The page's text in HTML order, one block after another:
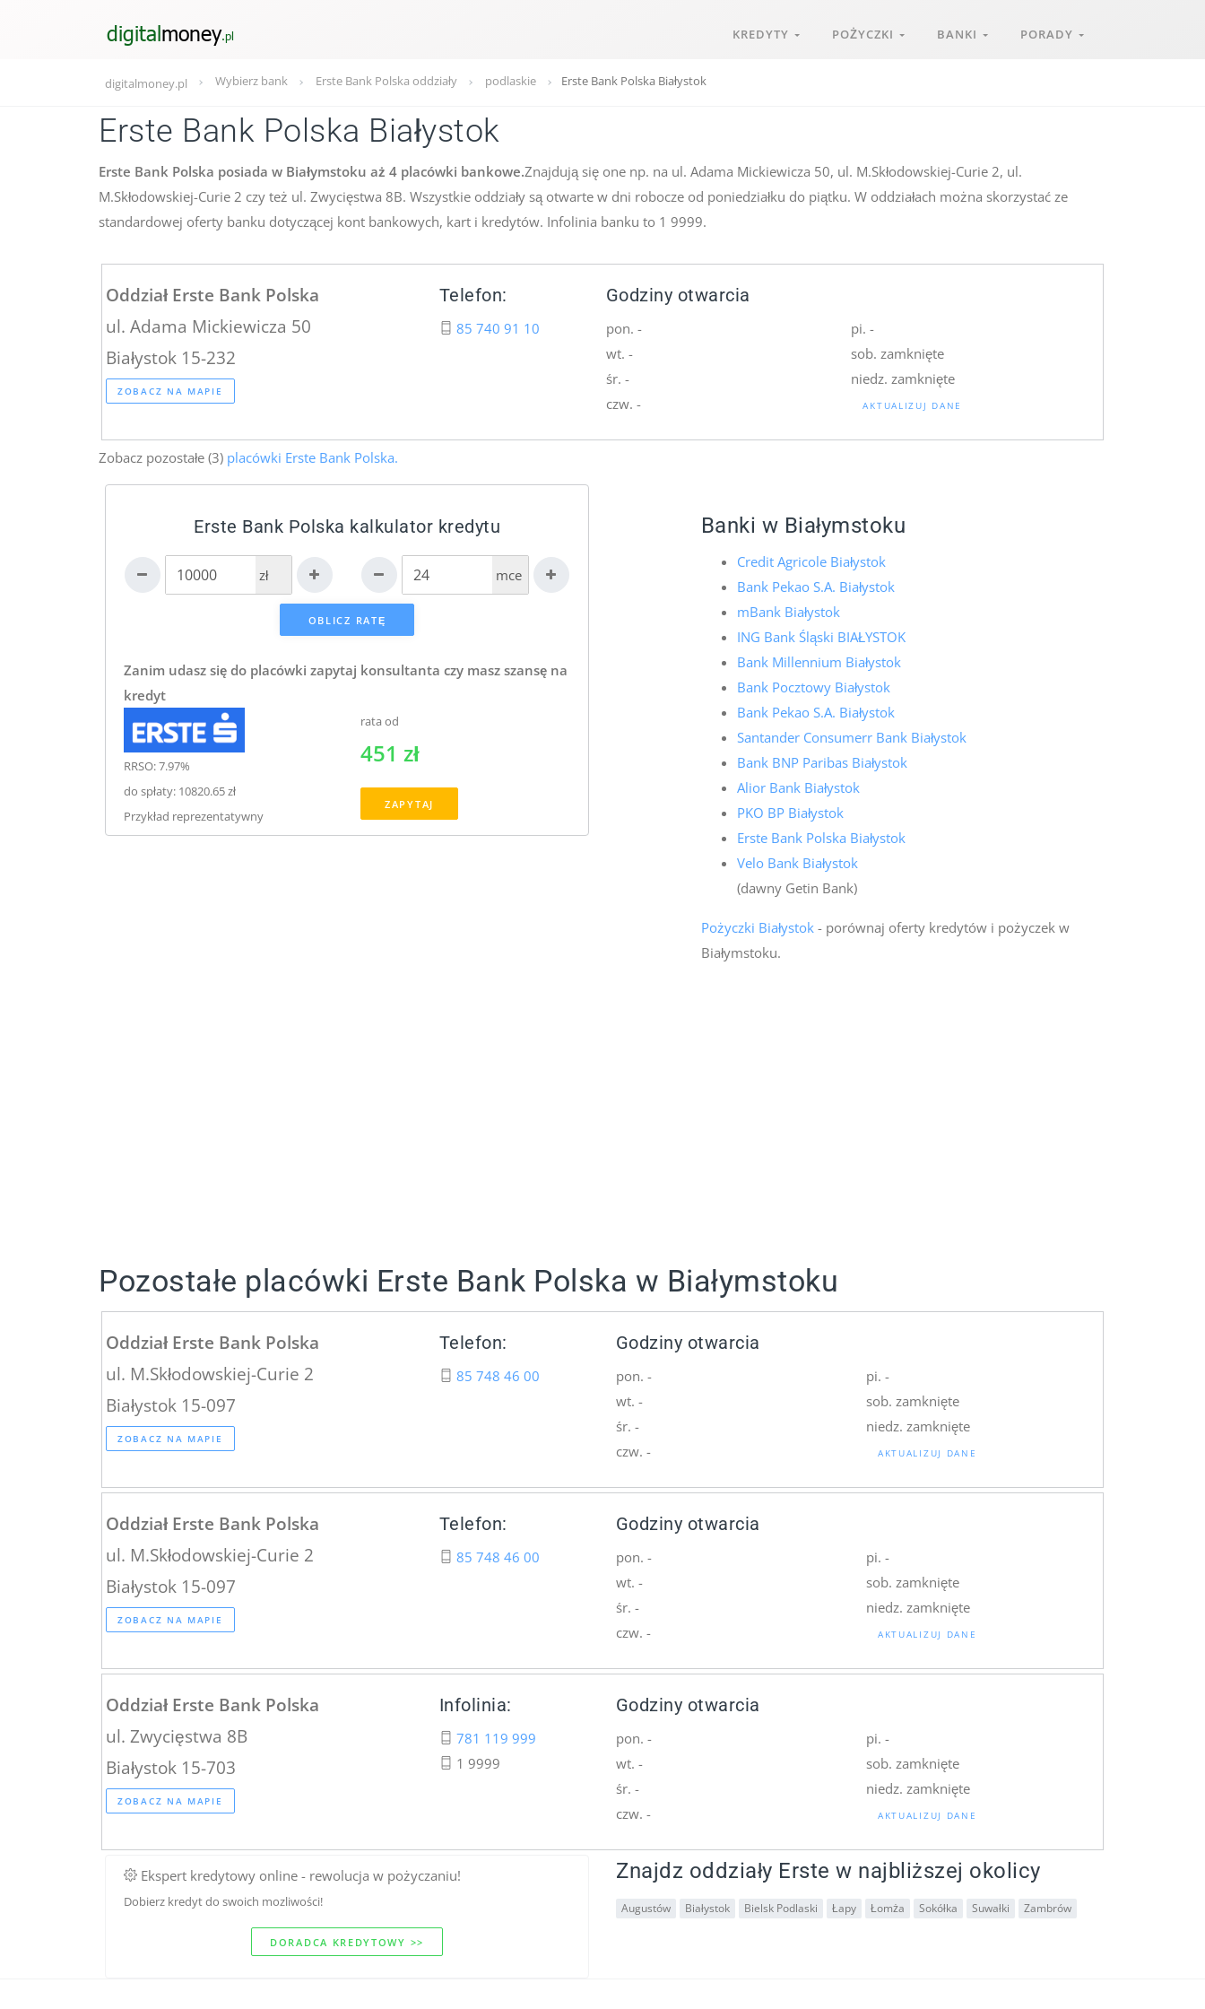
KREDYTY POŻYCZKI BANKI PORADY
digitalmoney.pl Wybierz bank Erste Bank Polska oddziały podlaskie Erste Bank Polska Białystok
Erste Bank Polska Białystok
Erste Bank Polska posiada w Białymstoku aż 4 placówki bankowe.Znajdują się one np. na ul. Adama Mickiewicza 50, ul. M.Skłodowskiej-Curie 2, ul.
M.Skłodowskiej-Curie 2 czy też ul. Zwycięstwa 8B. Wszystkie oddziały są otwarte w dni robocze od poniedziałku do piątku. W oddziałach można skorzystać ze
standardowej oferty banku dotyczącej kont bankowych, kart i kredytów. Infolinia banku to 1 9999.
Oddział Erste Bank Polska
ul. Adama Mickiewicza 50
Białystok 15-232
ZOBACZ NA MAPIE
Telefon:
85 740 91 10
Godziny otwarcia
pon. -
wt. -
śr. -
czw. -
pi. -
sob. zamknięte
niedz. zamknięte
AKTUALIZUJ DANE
Zobacz pozostałe (3) placówki Erste Bank Polska.
Erste Bank Polska kalkulator kredytu
zł mce
Zanim udasz się do placówki zapytaj konsultanta czy masz szansę na
kredyt
RRSO: 7.97%
do spłaty: 10820.65 zł
Przykład reprezentatywny
rata od
451 zł
ZAPYTAJ
Banki w Białymstoku
Credit Agricole Białystok
Bank Pekao S.A. Białystok
mBank Białystok
ING Bank Śląski BIAŁYSTOK
Bank Millennium Białystok
Bank Pocztowy Białystok
Bank Pekao S.A. Białystok
Santander Consumerr Bank Białystok
Bank BNP Paribas Białystok
Alior Bank Białystok
PKO BP Białystok
Erste Bank Polska Białystok
Velo Bank Białystok
(dawny Getin Bank)
Pożyczki Białystok- porównaj oferty kredytów i pożyczek w
Białymstoku.
Pozostałe placówki Erste Bank Polska w Białymstoku
Oddział Erste Bank Polska
ul. M.Skłodowskiej-Curie 2
Białystok 15-097
ZOBACZ NA MAPIE
Telefon:
85 748 46 00
Godziny otwarcia
pon. -
wt. -
śr. -
czw. -
pi. -
sob. zamknięte
niedz. zamknięte
AKTUALIZUJ DANE
Oddział Erste Bank Polska
ul. M.Skłodowskiej-Curie 2
Białystok 15-097
ZOBACZ NA MAPIE
Telefon:
85 748 46 00
Godziny otwarcia
pon. -
wt. -
śr. -
czw. -
pi. -
sob. zamknięte
niedz. zamknięte
AKTUALIZUJ DANE
Oddział Erste Bank Polska
ul. Zwycięstwa 8B
Białystok 15-703
ZOBACZ NA MAPIE
Infolinia:
781 119 999
1 9999
Godziny otwarcia
pon. -
wt. -
śr. -
czw. -
pi. -
sob. zamknięte
niedz. zamknięte
AKTUALIZUJ DANE
Ekspert kredytowy online - rewolucja w pożyczaniu!
Dobierz kredyt do swoich mozliwości!
DORADCA KREDYTOWY >>
Znajdz oddziały Erste w najbliższej okolicy
Augustów Białystok Bielsk Podlaski Łapy Łomża Sokółka Suwałki Zambrów